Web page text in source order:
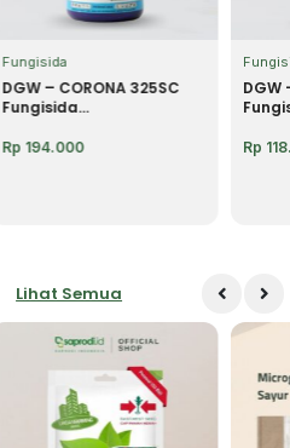
Fungisida
DGW – CORONA 325SC
Fungisida...
Rp 194.000
DGW
Rp
Lihat Semua